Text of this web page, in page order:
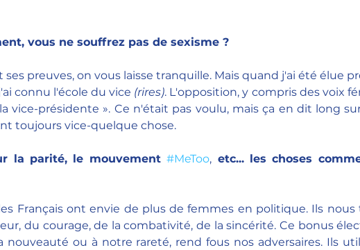
vous ne souffrez pas de sexisme ?
ses preuves, on vous laisse tranquille. Mais quand j'ai été élue
connu l'école du vice (rires). L'opposition, y compris des voix
vice-présidente ». Ce n'était pas voulu, mais ça en dit long
toujours vice-quelque chose.
la parité, le mouvement #MeToo, etc... les choses
Français ont envie de plus de femmes en politique. Ils
du courage, de la combativité, de la sincérité. Ce bonus
ou à notre rareté, rend fous nos adversaires. Ils